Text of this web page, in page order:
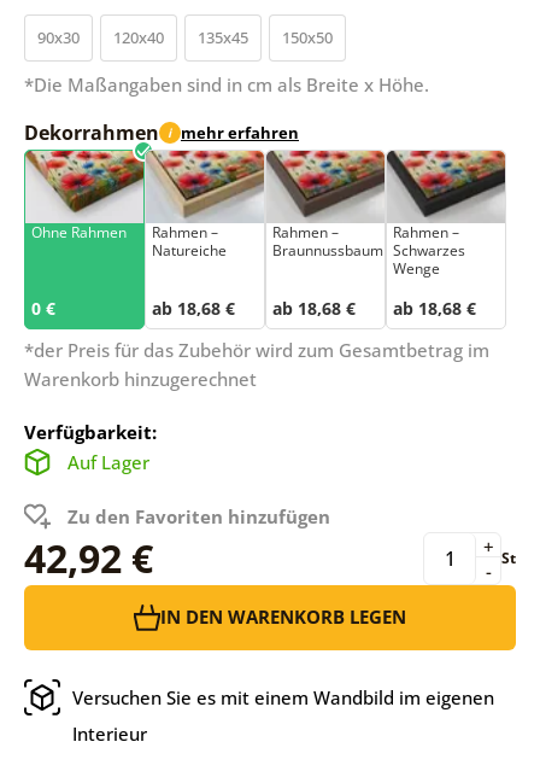
90x30 120x40 135x45 150x50
*Die Maßangaben sind in cm als Breite x Höhe.
Dekorrahmen i mehr erfahren
Ohne Rahmen
0 €
Rahmen –
Natureiche
ab 18,68 €
Rahmen –
Braunnussbaum
ab 18,68 €
Rahmen –
Schwarzes
Wenge
ab 18,68 €
*der Preis für das Zubehör wird zum Gesamtbetrag im
Warenkorb hinzugerechnet
Verfügbarkeit:
Auf Lager
Zu den Favoriten hinzufügen
42,92 € -
+ St
IN DEN WARENKORB LEGEN
Versuchen Sie es mit einem Wandbild im eigenen
Interieur